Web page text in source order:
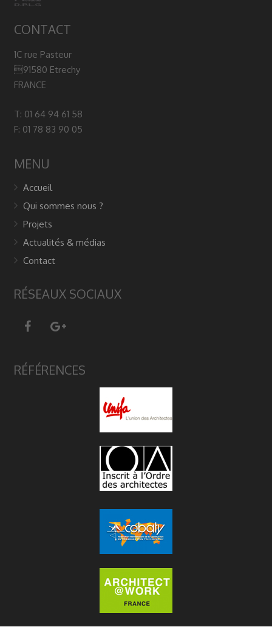
CONTACT
1C rue Pasteur
91580 Etrechy
FRANCE
T: 01 64 94 61 58
F: 01 78 83 90 05
MENU
Accueil
Qui sommes nous ?
Projets
Actualités & médias
Contact
RÉSEAUX SOCIAUX
RÉFÉRENCES